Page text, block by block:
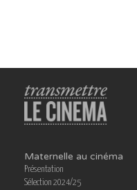
Maternelle au cinéma
Présentation
Sélection 2024/25